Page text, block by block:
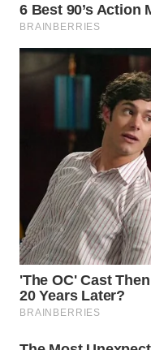
WN
LANGKAT
SELATAN
WN
TANJUNG
LESUNG
WN
KARO
WN